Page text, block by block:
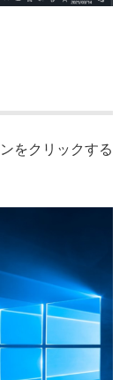
をクリックする